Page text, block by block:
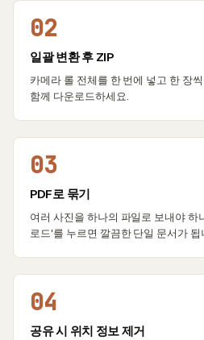
02
일괄 변환 후 ZIP
카메라 롤 전체를 한 번에 넣고 한 장
함께 다운로드하세요.
03
PDF로 묶기
여러 사진을 하나의 파일로 보내야 하
로드'를 누르면 깔끔한 단일 문서가 됩
04
공유 시 위치 정보 제거